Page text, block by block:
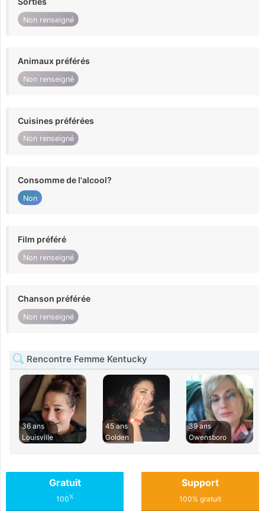
Non renseigné
Animaux préférés
Non renseigné
Cuisines préférées
Non renseigné
Consomme de l'alcool?
Non
Film préféré
Non renseigné
Chanson préférée
Non renseigné
Rencontre Femme Kentucky
36 ans
Louisville
45 ans
Golden
39 ans
Owensboro
Gratuit
100%
Support
100% gratuit